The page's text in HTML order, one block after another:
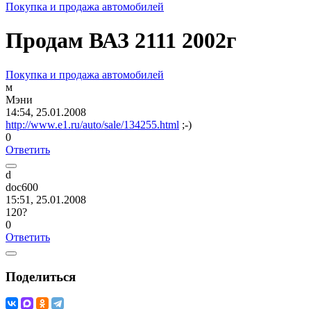
Покупка и продажа автомобилей
Продам ВАЗ 2111 2002г
Покупка и продажа автомобилей
м
Мэни
14:54, 25.01.2008
http://www.e1.ru/auto/sale/134255.html ;-)
0
Ответить
d
doc600
15:51, 25.01.2008
120?
0
Ответить
Поделиться